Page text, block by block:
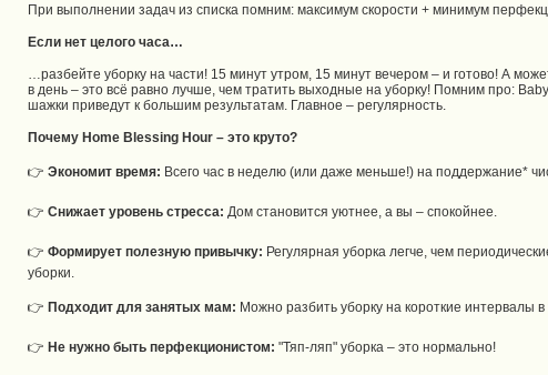
При выполнении задач из списка помним: максимум скорости + минимум
Если нет целого часа…
…разбейте уборку на части! 15 минут утром, 15 минут вечером – и готово! А
в день – это всё равно лучше, чем тратить выходные на уборку! Помним про:
шажки приведут к большим результатам. Главное – регулярность.
Почему Home Blessing Hour – это круто?
👉 Экономит время: Всего час в неделю (или даже меньше!) на поддержание*
👉 Снижает уровень стресса: Дом становится уютнее, а вы – спокойнее.
👉 Формирует полезную привычку: Регулярная уборка легче, чем
уборки.
👉 Подходит для занятых мам: Можно разбить уборку на короткие интервалы в
👉 Не нужно быть перфекционистом: "Тяп-ляп" уборка – это нормально!